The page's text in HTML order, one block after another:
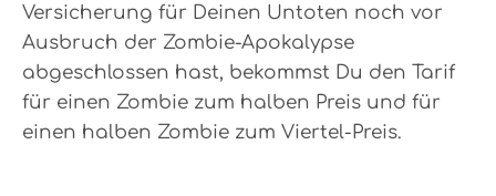
Versicherung für Deinen Untoten noch vor
Ausbruch der Zombie-Apokalypse
abgeschlossen hast, bekommst Du den Tarif
für einen Zombie zum halben Preis und für
einen halben Zombie zum Viertel-Preis.